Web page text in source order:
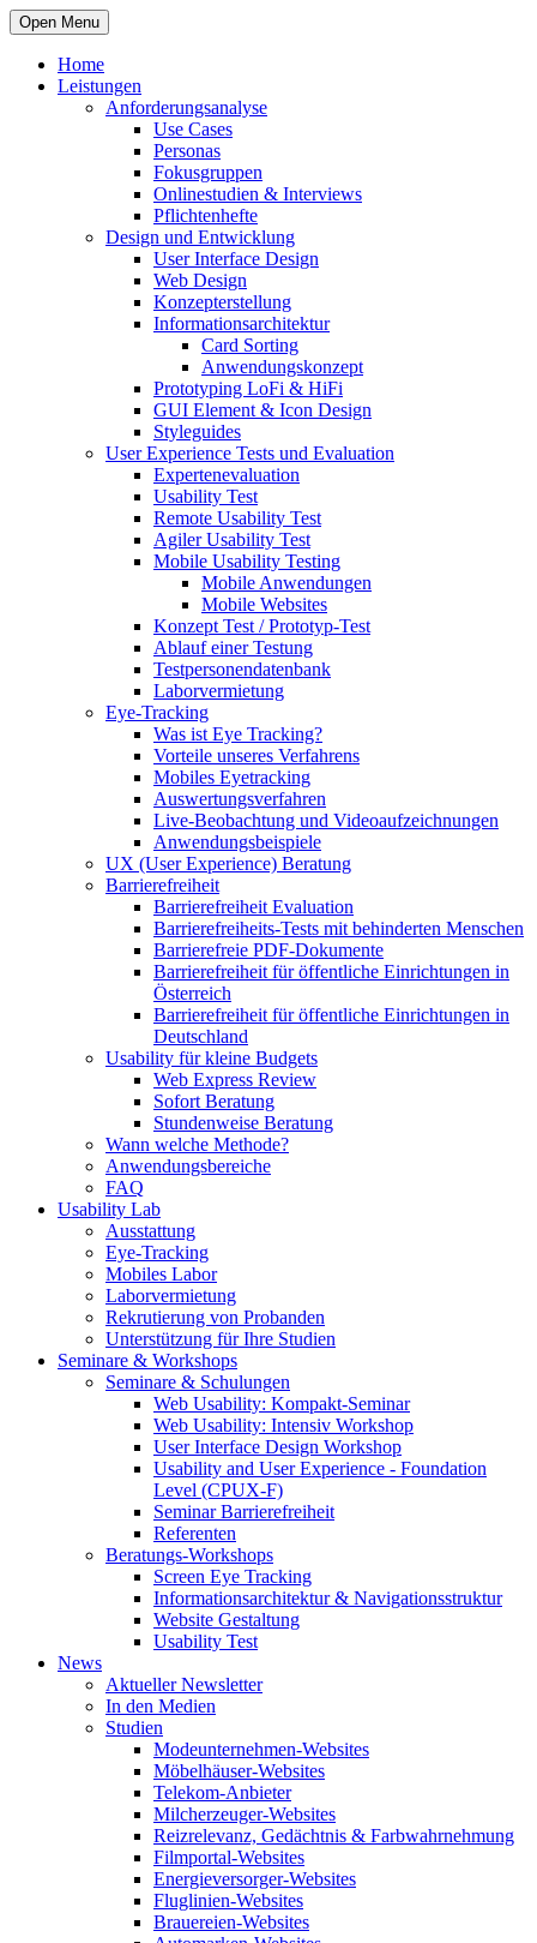
Open Menu
Home
Leistungen
Anforderungsanalyse
Use Cases
Personas
Fokusgruppen
Onlinestudien & Interviews
Pflichtenhefte
Design und Entwicklung
User Interface Design
Web Design
Konzepterstellung
Informationsarchitektur
Card Sorting
Anwendungskonzept
Prototyping LoFi & HiFi
GUI Element & Icon Design
Styleguides
User Experience Tests und Evaluation
Expertenevaluation
Usability Test
Remote Usability Test
Agiler Usability Test
Mobile Usability Testing
Mobile Anwendungen
Mobile Websites
Konzept Test / Prototyp-Test
Ablauf einer Testung
Testpersonendatenbank
Laborvermietung
Eye-Tracking
Was ist Eye Tracking?
Vorteile unseres Verfahrens
Mobiles Eyetracking
Auswertungsverfahren
Live-Beobachtung und Videoaufzeichnungen
Anwendungsbeispiele
UX (User Experience) Beratung
Barrierefreiheit
Barrierefreiheit Evaluation
Barrierefreiheits-Tests mit behinderten Menschen
Barrierefreie PDF-Dokumente
Barrierefreiheit für öffentliche Einrichtungen in
Österreich
Barrierefreiheit für öffentliche Einrichtungen in
Deutschland
Usability für kleine Budgets
Web Express Review
Sofort Beratung
Stundenweise Beratung
Wann welche Methode?
Anwendungsbereiche
FAQ
Usability Lab
Ausstattung
Eye-Tracking
Mobiles Labor
Laborvermietung
Rekrutierung von Probanden
Unterstützung für Ihre Studien
Seminare & Workshops
Seminare & Schulungen
Web Usability: Kompakt-Seminar
Web Usability: Intensiv Workshop
User Interface Design Workshop
Usability and User Experience - Foundation
Level (CPUX-F)
Seminar Barrierefreiheit
Referenten
Beratungs-Workshops
Screen Eye Tracking
Informationsarchitektur & Navigationsstruktur
Website Gestaltung
Usability Test
News
Aktueller Newsletter
In den Medien
Studien
Modeunternehmen-Websites
Möbelhäuser-Websites
Telekom-Anbieter
Milcherzeuger-Websites
Reizrelevanz, Gedächtnis & Farbwahrnehmung
Filmportal-Websites
Energieversorger-Websites
Fluglinien-Websites
Brauereien-Websites